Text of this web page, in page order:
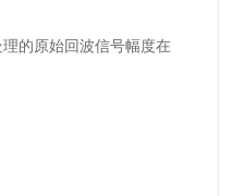
的原始回波信号幅度在